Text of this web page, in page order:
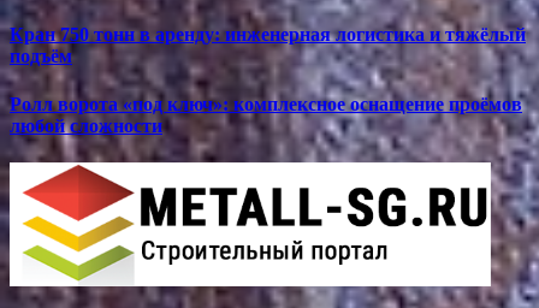
Кран 750 тонн в аренду: инженерная логистика и тяжёлый
подъём
Ролл ворота «под ключ»: комплексное оснащение проёмов
любой сложности